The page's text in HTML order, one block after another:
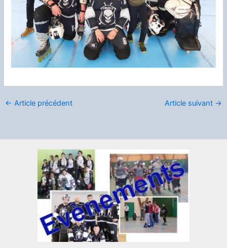
← Article précédent Article suivant →